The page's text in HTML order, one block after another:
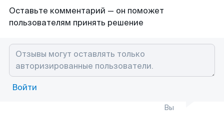
Оставьте комментарий — он поможет
пользователям принять решение
Войти
Вы